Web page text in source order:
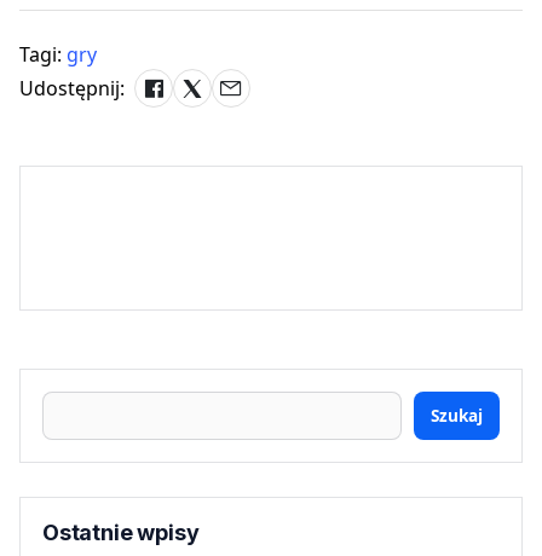
Tagi: gry
Udostępnij:
Szukaj
Ostatnie wpisy